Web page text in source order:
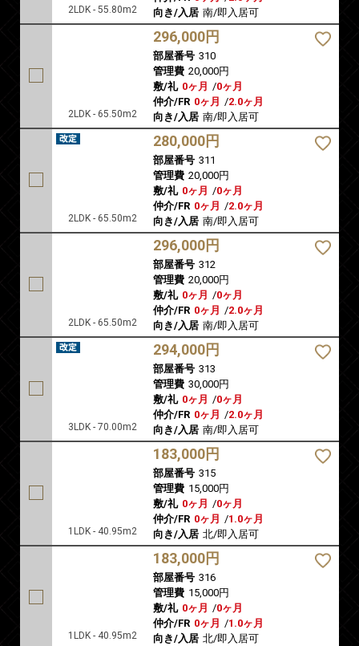
2LDK - 55.80m2
向き/入居 南/即入居可
2LDK - 65.50m2
296,000円
部屋番号 310
管理費 20,000円
敷/礼 0ヶ月 /0ヶ月
仲介/FR 0ヶ月 /2.0ヶ月
向き/入居 南/即入居可
2LDK - 65.50m2
280,000円
部屋番号 311
管理費 20,000円
敷/礼 0ヶ月 /0ヶ月
仲介/FR 0ヶ月 /2.0ヶ月
向き/入居 南/即入居可
2LDK - 65.50m2
296,000円
部屋番号 312
管理費 20,000円
敷/礼 0ヶ月 /0ヶ月
仲介/FR 0ヶ月 /2.0ヶ月
向き/入居 南/即入居可
3LDK - 70.00m2
294,000円
部屋番号 313
管理費 30,000円
敷/礼 0ヶ月 /0ヶ月
仲介/FR 0ヶ月 /2.0ヶ月
向き/入居 南/即入居可
1LDK - 40.95m2
183,000円
部屋番号 315
管理費 15,000円
敷/礼 0ヶ月 /0ヶ月
仲介/FR 0ヶ月 /1.0ヶ月
向き/入居 北/即入居可
1LDK - 40.95m2
183,000円
部屋番号 316
管理費 15,000円
敷/礼 0ヶ月 /0ヶ月
仲介/FR 0ヶ月 /1.0ヶ月
向き/入居 北/即入居可